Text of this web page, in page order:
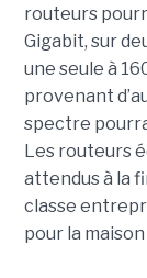
routeurs
Gigabit, sur
une seule à
provenant
spectre
Les routeurs
attendus à la
classe
pour la